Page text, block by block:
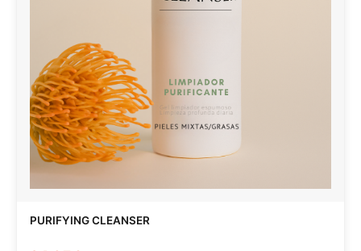
PURIFYING CLEANSER